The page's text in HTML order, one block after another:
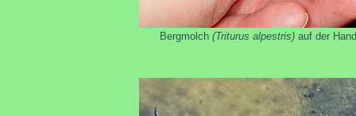
Bergmolch (Triturus alpestris)auf der Hand